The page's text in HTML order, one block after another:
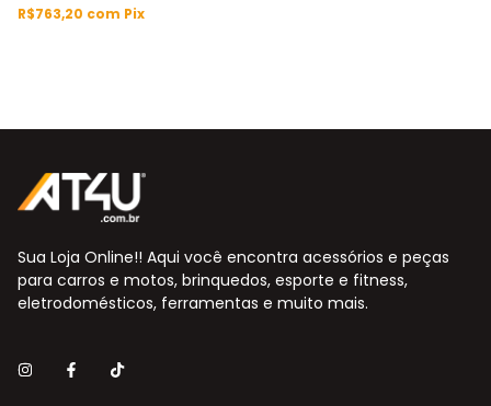
R$763,20 com Pix
Sua Loja Online!! Aqui você encontra acessórios e peças
para carros e motos, brinquedos, esporte e fitness,
eletrodomésticos, ferramentas e muito mais.